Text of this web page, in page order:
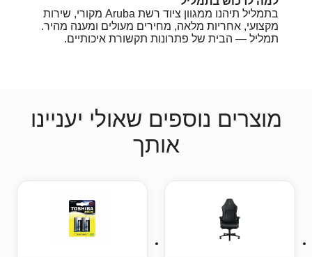
בתמליל תיהנו ממגוון ציוד רשת Aruba מקורי, שירות
מקצועי, אחריות מלאה, מחירים מעולים ומענה מהיר.
תמליל — הבית של פתרונות תקשורת איכותיים.
מוצרים נוספים שאולי יעניינו
אותך